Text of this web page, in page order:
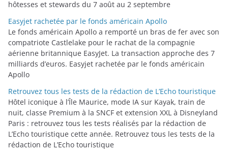
hôtesses et stewards du 7 août au 2 septembre
Easyjet rachetée par le fonds américain Apollo
Le fonds américain Apollo a remporté un bras de fer avec son
compatriote Castlelake pour le rachat de la compagnie
aérienne britannique EasyJet. La transaction approche des 7
milliards d’euros. Easyjet rachetée par le fonds américain
Apollo
Retrouvez tous les tests de la rédaction de L’Echo touristique
Hôtel iconique à l’Île Maurice, mode IA sur Kayak, train de
nuit, classe Premium à la SNCF et extension XXL à Disneyland
Paris : retrouvez tous les tests réalisés par la rédaction de
L’Echo touristique cette année. Retrouvez tous les tests de la
rédaction de L’Echo touristique